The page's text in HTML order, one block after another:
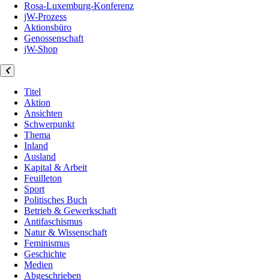
Rosa-Luxemburg-Konferenz
jW-Prozess
Aktionsbüro
Genossenschaft
jW-Shop
Titel
Aktion
Ansichten
Schwerpunkt
Thema
Inland
Ausland
Kapital & Arbeit
Feuilleton
Sport
Politisches Buch
Betrieb & Gewerkschaft
Antifaschismus
Natur & Wissenschaft
Feminismus
Geschichte
Medien
Abgeschrieben